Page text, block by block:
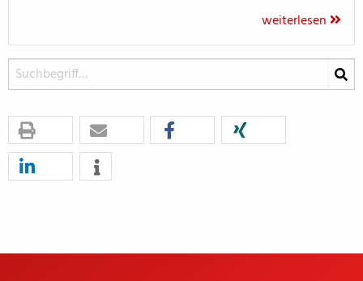
weiterlesen